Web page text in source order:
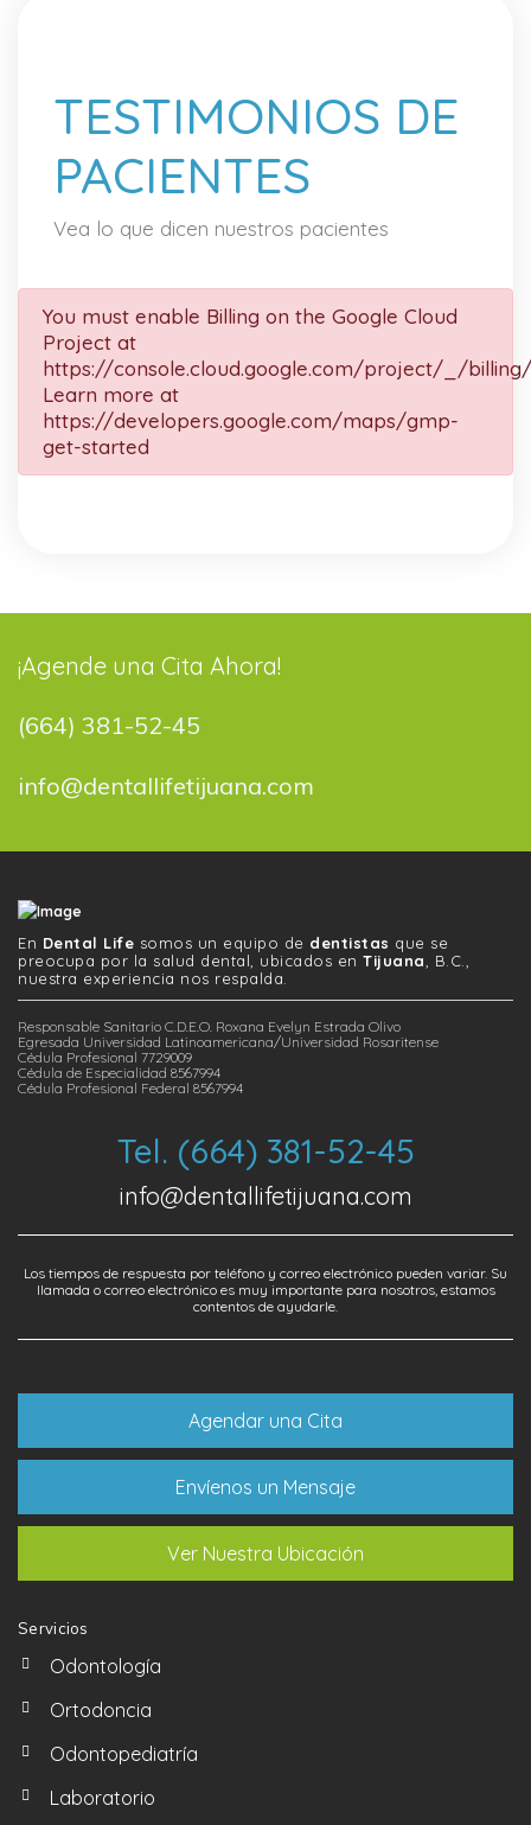
TESTIMONIOS DE
PACIENTES
Vea lo que dicen nuestros pacientes
You must enable Billing on the Google Cloud
Project at
https://console.cloud.google.com/project/_/
Learn more at
https://developers.google.com/maps/gmp-
get-started
¡Agende una Cita Ahora!
(664) 381-52-45
info@dentallifetijuana.com
En Dental Life somos un equipo de dentistas que se
preocupa por la salud dental, ubicados en Tijuana , B.C.,
nuestra experiencia nos respalda.
Responsable Sanitario C.D.E.O. Roxana Evelyn Estrada Olivo
Egresada Universidad Latinoamericana/Universidad Rosaritense
Cédula Profesional 7729009
Cédula de Especialidad 8567994
Cédula Profesional Federal 8567994
Tel. (664) 381-52-45
info@dentallifetijuana.com
Los tiempos de respuesta por teléfono y correo electrónico pueden variar. Su
llamada o correo electrónico es muy importante para nosotros, estamos
contentos de ayudarle.
Agendar una Cita
Envíenos un Mensaje
Ver Nuestra Ubicación
Servicios
Odontología
Ortodoncia
Odontopediatría
Laboratorio